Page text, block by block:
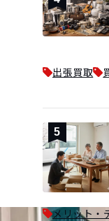
出張買取
5
メリット・